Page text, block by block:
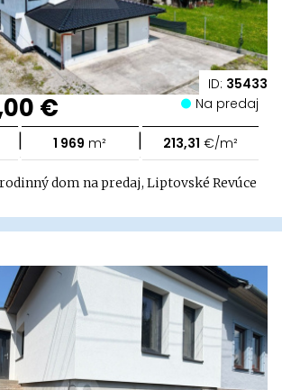
ID: 35433
€ Na predaj
| 1 969 m² | 213,31 €/m²
dom na predaj, Liptovské Revúce